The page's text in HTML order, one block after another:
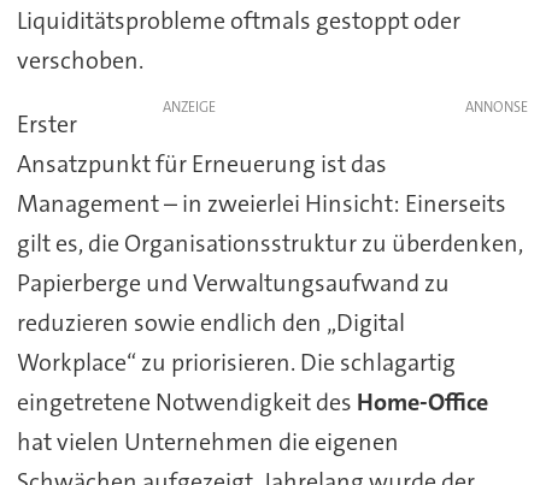
Liquiditätsprobleme oftmals gestoppt oder
verschoben.
ANZEIGE
Erster
Ansatzpunkt für Erneuerung ist das
Management – in zweierlei Hinsicht: Einerseits
gilt es, die Organisationsstruktur zu überdenken,
Papierberge und Verwaltungsaufwand zu
reduzieren sowie endlich den „Digital
Workplace“ zu priorisieren. Die schlagartig
eingetretene Notwendigkeit des Home-Office
hat vielen Unternehmen die eigenen